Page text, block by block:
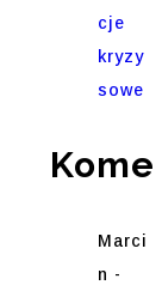
cje
kryzy
sowe
Marci
n -